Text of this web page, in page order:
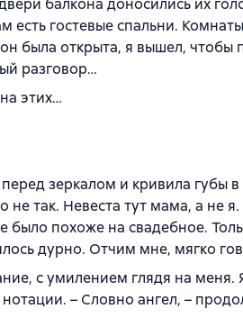
балкона доносились их
есть гостевые спальни.
была открыта, я вышел, чтобы
разговор…
этих…
зеркалом и кривила губы
не так. Невеста тут мама, а не
похоже на свадебное.
дурно. Отчим мне, мягко
с умилением глядя на меня.
– Словно ангел, –